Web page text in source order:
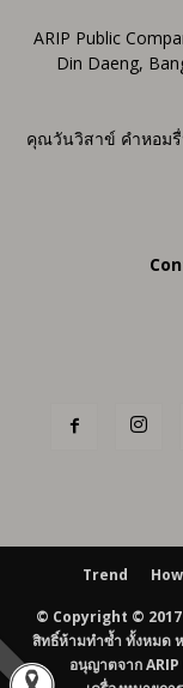
ARIP Public
Din Daeng,
คุณวันวิสาข์ คำหอมรื่
Trend
© Copyright © 2017
สิทธิ์ห้ามทำซ้ำ ทั้งหมด
อนุญาตจาก ARIP